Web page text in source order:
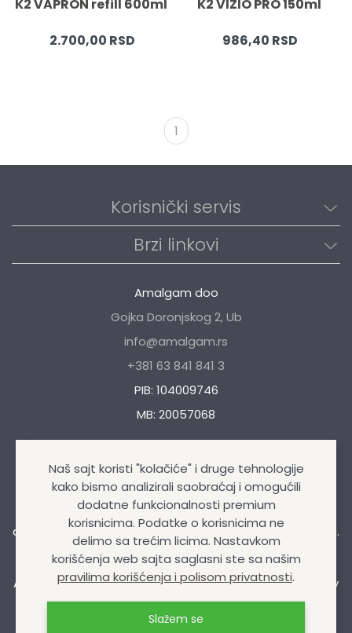
K2 VAPRON refill 600ml
2.700,00 RSD
K2 VIZIO PRO 150ml
986,40 RSD
1
Korisnički servis
Brzi linkovi
Amalgam doo
Gojka Doronjskog 2, Ub
info@amalgam.rs
+381 63 841 841 3
PIB: 104009746
MB: 20057068
Naša kompanija se bavi trgovinom autokozmetikom i
auto opremom, uljima i mazivima, tehničkim sprejevima.
Amalgam doo© Sva prava zadržana 2026 | Design&Dev
byIzrada internet prodavnice
Naš sajt koristi "kolačiće" i druge tehnologije
kako bismo analizirali saobraćaj i omogućili
dodatne funkcionalnosti premium
korisnicima. Podatke o korisnicima ne
delimo sa trećim licima. Nastavkom
korišćenja web sajta saglasni ste sa našim
pravilima korišćenja i polisom privatnosti.
Slažem se